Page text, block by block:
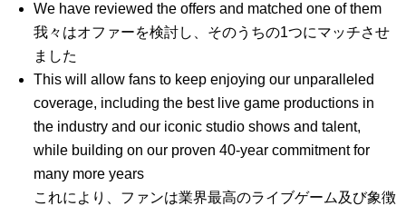
We have reviewed the offers and matched one of them
我々はオファーを検討し、そのうちの1つにマッチさせ
ました
This will allow fans to keep enjoying our unparalleled
coverage, including the best live game productions in
the industry and our iconic studio shows and talent,
while building on our proven 40-year commitment for
many more years
これにより、ファンは業界最高のライブゲーム及び象徴